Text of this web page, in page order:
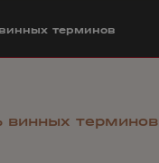
терминов
винных терминов